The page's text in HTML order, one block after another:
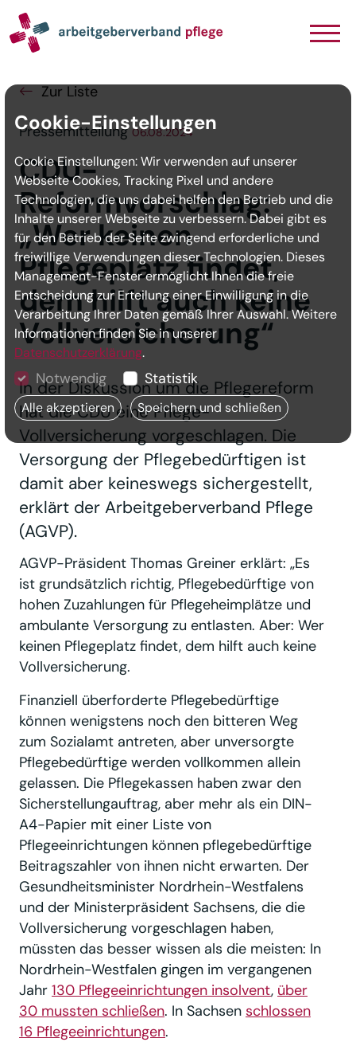
Navigation
Inhalt
Seitenabschluss
Zur Liste
Pressemitteilung 06.08.2024
CDU-
Reformvorschlag:
„Wer keinen
Pflegeplatz findet,
dem hilft auch keine
Vollversicherung“
In der Diskussion um die Pflegereform
hat die CDU eine Pflege-
Vollversicherung vorgeschlagen. Die
Versorgung der Pflegebedürftigen ist
damit aber keineswegs sichergestellt,
erklärt der Arbeitgeberverband Pflege
(AGVP).
AGVP-Präsident Thomas Greiner erklärt: „Es
ist grundsätzlich richtig, Pflegebedürftige von
hohen Zuzahlungen für Pflegeheimplätze und
ambulante Versorgung zu entlasten. Aber: Wer
keinen Pflegeplatz findet, dem hilft auch keine
Vollversicherung.
Finanziell überforderte Pflegebedürftige
können wenigstens noch den bitteren Weg
zum Sozialamt antreten, aber unversorgte
Pflegebedürftige werden vollkommen allein
gelassen. Die Pflegekassen haben zwar den
Sicherstellungauftrag, aber mehr als ein DIN-
A4-Papier mit einer Liste von
Pflegeeinrichtungen können pflegebedürftige
Beitragszahler von ihnen nicht erwarten. Der
Gesundheitsminister Nordrhein-Westfalens
und der Ministerpräsident Sachsens, die die
Vollversicherung vorgeschlagen haben,
müssten das besser wissen als die meisten: In
Nordrhein-Westfalen gingen im vergangenen
Jahr 130 Pflegeeinrichtungen insolvent, über
30 mussten schließen. In Sachsen schlossen
16 Pflegeeinrichtungen.
Cookie-Einstellungen
Cookie Einstellungen: Wir verwenden auf unserer
Webseite Cookies, Tracking Pixel und andere
Technologien, die uns dabei helfen den Betrieb und die
Inhalte unserer Webseite zu verbessern. Dabei gibt es
für den Betrieb der Seite zwingend erforderliche und
freiwillige Verwendungen dieser Technologien. Dieses
Management-Fenster ermöglicht Ihnen die freie
Entscheidung zur Erteilung einer Einwilligung in die
Verarbeitung Ihrer Daten gemäß Ihrer Auswahl. Weitere
Informationen finden Sie in unserer
Datenschutzerklärung.
Notwendig Statistik
Alle akzeptieren Speichern und schließen